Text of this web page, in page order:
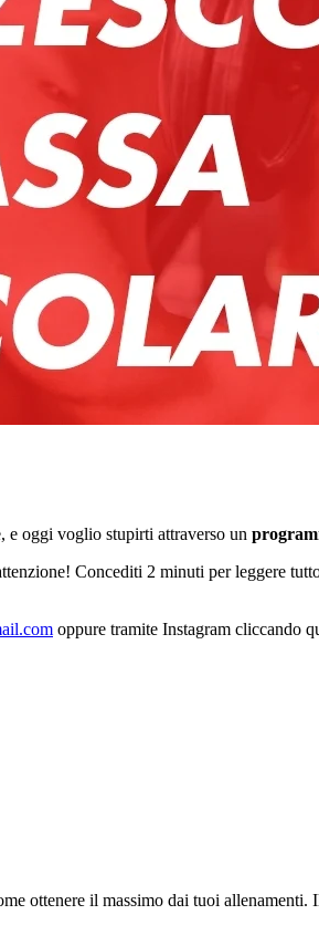
e oggi voglio stupirti attraverso un
Concediti 2 minuti per leggere
oppure tramite Instagram cliccando
ottenere il massimo dai tuoi